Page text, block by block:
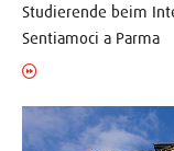
Studierende beim
Sentiamoci a Parma